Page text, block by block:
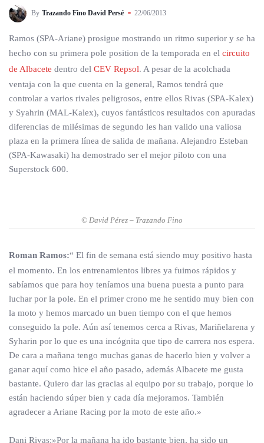
By Trazando Fino David Persé 22/06/2013
Ramos (SPA-Ariane) prosigue mostrando un ritmo superior y se ha
hecho con su primera pole position de la temporada en el circuito
de Albacete dentro del CEV Repsol. A pesar de la acolchada
ventaja con la que cuenta en la general, Ramos tendrá que
controlar a varios rivales peligrosos, entre ellos Rivas (SPA-Kalex)
y Syahrin (MAL-Kalex), cuyos fantásticos resultados con apuradas
diferencias de milésimas de segundo les han valido una valiosa
plaza en la primera línea de salida de mañana. Alejandro Esteban
(SPA-Kawasaki) ha demostrado ser el mejor piloto con una
Superstock 600.
© David Pérez – Trazando Fino
Roman Ramos:“ El fin de semana está siendo muy positivo hasta
el momento. En los entrenamientos libres ya fuimos rápidos y
sabíamos que para hoy teníamos una buena puesta a punto para
luchar por la pole. En el primer crono me he sentido muy bien con
la moto y hemos marcado un buen tiempo con el que hemos
conseguido la pole. Aún así tenemos cerca a Rivas, Mariñelarena y
Syharin por lo que es una incógnita que tipo de carrera nos espera.
De cara a mañana tengo muchas ganas de hacerlo bien y volver a
ganar aquí como hice el año pasado, además Albacete me gusta
bastante. Quiero dar las gracias al equipo por su trabajo, porque lo
están haciendo súper bien y cada día mejoramos. También
agradecer a Ariane Racing por la moto de este año.»
Dani Rivas:»Por la mañana ha ido bastante bien, ha sido un